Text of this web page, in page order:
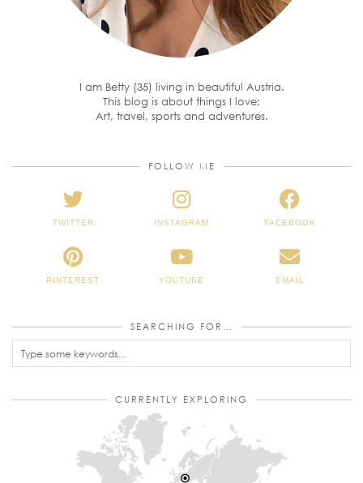
I am Betty (35) living in beautiful Austria.
This blog is about things I love:
Art, travel, sports and adventures.
FOLLOW ME
TWITTER INSTAGRAM FACEBOOK
PINTEREST YOUTUBE EMAIL
SEARCHING FOR…
CURRENTLY EXPLORING